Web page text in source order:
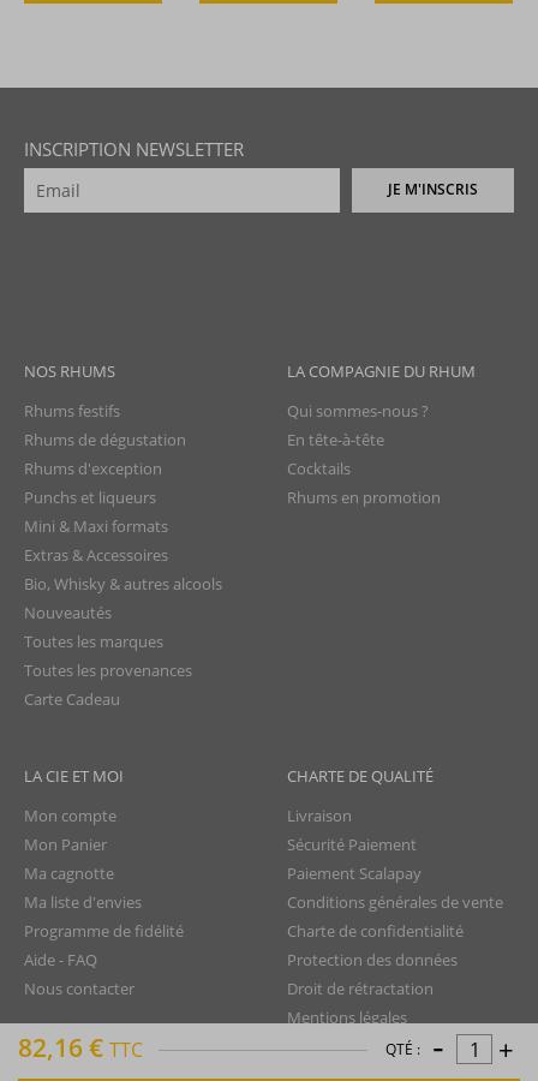
82,16 € TTC QTÉ : - +
INSCRIPTION NEWSLETTER
JE M'INSCRIS
NOS RHUMS
Rhums festifs
Rhums de dégustation
Rhums d'exception
Punchs et liqueurs
Mini & Maxi formats
Extras & Accessoires
Bio, Whisky & autres alcools
Nouveautés
Toutes les marques
Toutes les provenances
Carte Cadeau
LA COMPAGNIE DU RHUM
Qui sommes-nous ?
En tête-à-tête
Cocktails
Rhums en promotion
LA CIE ET MOI
Mon compte
Mon Panier
Ma cagnotte
Ma liste d'envies
Programme de fidélité
Aide - FAQ
Nous contacter
CHARTE DE QUALITÉ
Livraison
Sécurité Paiement
Paiement Scalapay
Conditions générales de vente
Charte de confidentialité
Protection des données
Droit de rétractation
Mentions légales
Plan du site